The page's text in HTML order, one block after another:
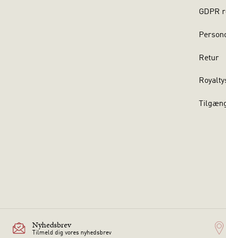
GDPR
Retur
Nyhedsbrev
Tilmeld dig vores nyhedsbrev